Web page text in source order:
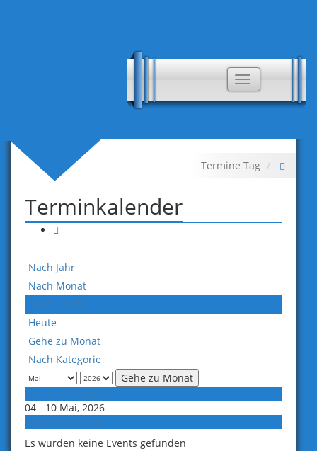
Toggle
navigation
Termine Tag
Terminkalender
Nach Jahr
Nach Monat
Heute
Gehe zu Monat
Nach Kategorie
Gehe zu Monat
04 - 10 Mai, 2026
Es wurden keine Events gefunden